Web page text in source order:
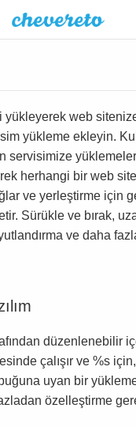
yükleyerek web
yükleme ekleyin.
servisimize
herhangi bir web
ve yerleştirme için
Sürükle ve bırak,
ve daha
düzenlenebilir
çalışır ve %s
uyan bir
özelleştirme